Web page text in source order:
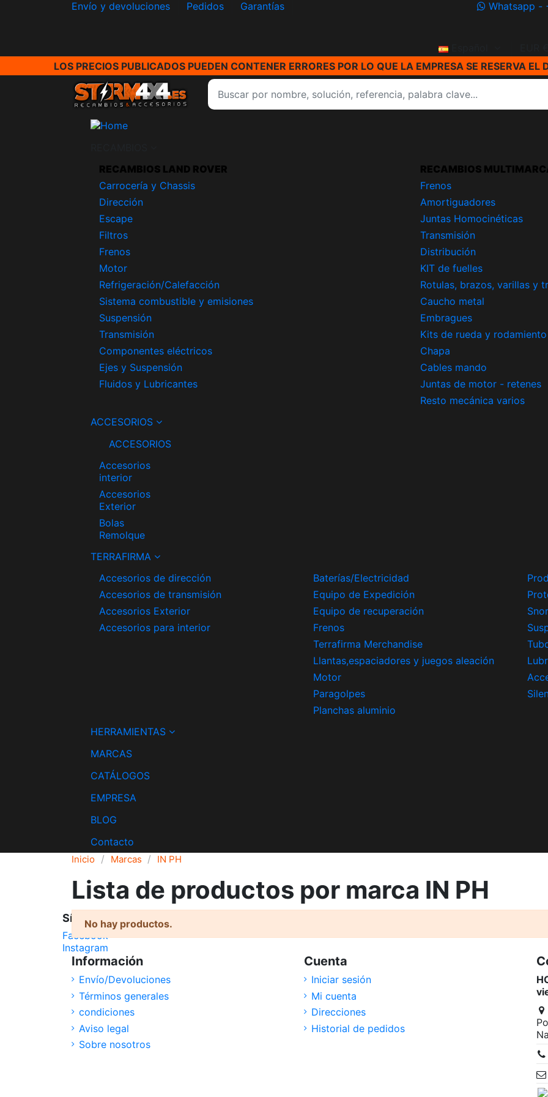
Envío y devoluciones Pedidos Garantías Whatsapp -
Español
LOS PRECIOS PUBLICADOS PUEDEN CONTENER ERRORES POR LO QUE LA EMPRESA SE RESERVA
RECAMBIOS LAND ROVER
Carrocería y Chassis
Dirección
Escape
Filtros
Frenos
Motor
Refrigeración/Calefacción
Sistema combustible y emisiones
Suspensión
Transmisión
Componentes eléctricos
Ejes y Suspensión
Fluidos y Lubricantes
RECAMBIOS
Frenos
Amortiguadores
Juntas Homocinéticas
Transmisión
Distribución
KIT de fuelles
Rotulas, brazos, varillas y
Caucho metal
Embragues
Kits de rueda y rodamiento
Chapa
Cables mando
Juntas de motor - retenes
Resto mecánica varios
ACCESORIOS
ACCESORIOS
Accesorios
interior
Accesorios
Exterior
Bolas
Remolque
TERRAFIRMA
Accesorios de dirección
Accesorios de transmisión
Accesorios Exterior
Accesorios para interior
Baterías/Electricidad
Equipo de Expedición
Equipo de recuperación
Frenos
Terrafirma Merchandise
Llantas,espaciadores y juegos aleación
Motor
Paragolpes
Planchas aluminio
HERRAMIENTAS
MARCAS
CATÁLOGOS
EMPRESA
BLOG
Contacto
Inicio Marcas IN PH
Lista de productos por marca IN PH
No hay productos.
Síguenos
Facebook
Instagram
Información
Envío/Devoluciones
Términos generales
condiciones
Aviso legal
Sobre nosotros
Cuenta
Iniciar sesión
Mi cuenta
Direcciones
Historial de pedidos